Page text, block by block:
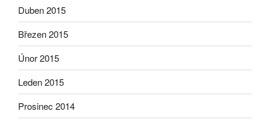
Duben 2015
Březen 2015
Únor 2015
Leden 2015
Prosinec 2014